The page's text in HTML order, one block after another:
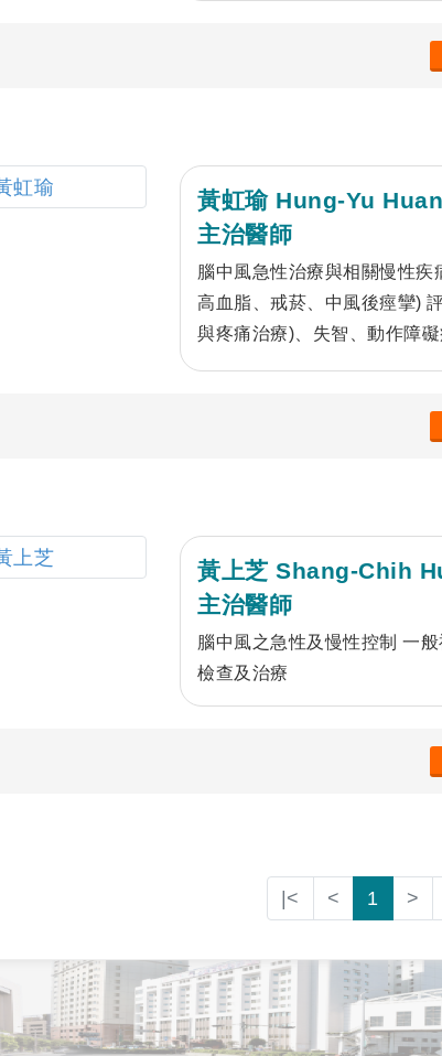
黃虹瑜 Hung-Yu
主治醫師
腦中風急性治療與相關慢性疾
高血脂、戒菸、中風後痙攣)
與疼痛治療)、失智、動作障
黃上芝 Shang-Chih
主治醫師
腦中風之急性及慢性控制 一
檢查及治療
|< < 1 >